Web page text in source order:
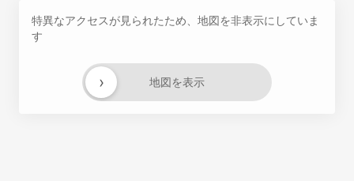
特異なアクセスが見られたため、地図を非表示にしていま
す
地図を表示
›